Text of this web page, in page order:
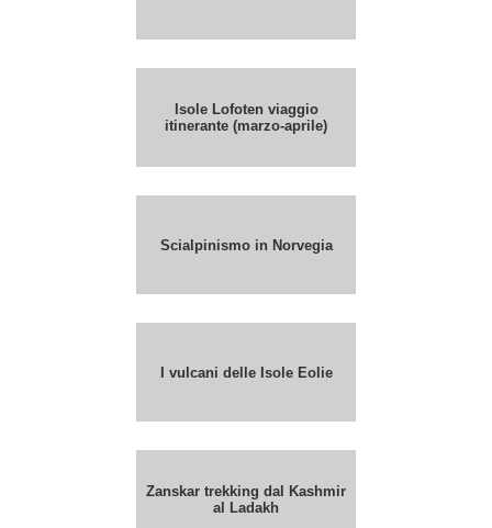
Isole Lofoten viaggio
itinerante (marzo-aprile)
Scialpinismo in Norvegia
I vulcani delle Isole Eolie
Zanskar trekking dal Kashmir
al Ladakh